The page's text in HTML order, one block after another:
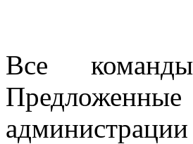
Все
Предложенные